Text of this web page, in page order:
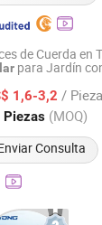
de Cuerda en
para Jardín
1,6-3,2 / Pieza
Piezas (MOQ)
Consulta
Desde 2020